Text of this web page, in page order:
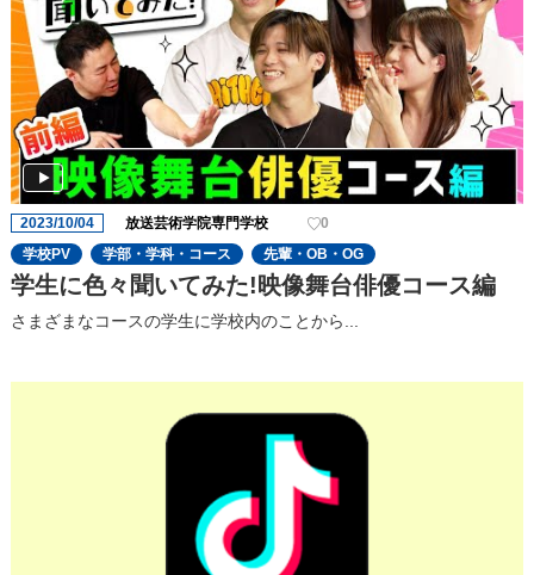
2023/10/04 放送芸術学院専門学校
0
学校PV
学部・学科・コース 先輩・OB・OG
学生に色々聞いてみた!映像舞台俳優コース編
さまざまなコースの学生に学校内のことから...